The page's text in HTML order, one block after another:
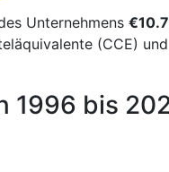
Unternehmens
(CCE)
1996 bis